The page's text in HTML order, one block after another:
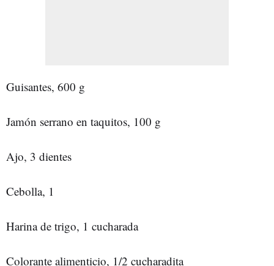
Guisantes, 600 g
Jamón serrano en taquitos, 100 g
Ajo, 3 dientes
Cebolla, 1
Harina de trigo, 1 cucharada
Colorante alimenticio, 1/2 cucharadita